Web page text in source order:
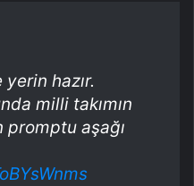
hazır.
milli takımın
promptu aşağı